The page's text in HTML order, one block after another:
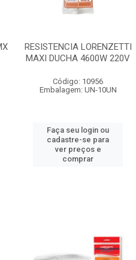
RESISTENCIA LORENZETTI
MAXI DUCHA 4600W 220V
Código: 10956
Embalagem: UN-10UN
Faça seu login ou
cadastre-se para
ver preços e
comprar